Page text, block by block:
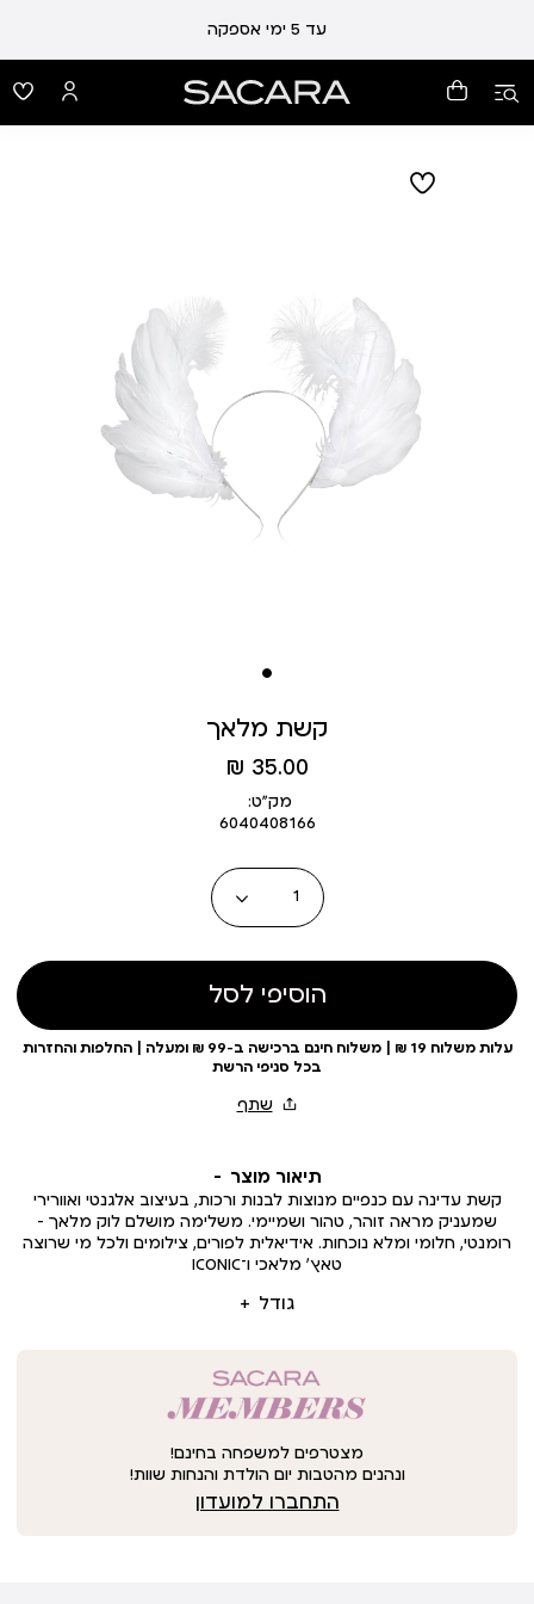
עד 5 ימי אספקה
קשת מלאך
מחיר
מוצר
35.00 ₪
מק״ט:
6040408166
כמות
הוסיפי לסל
עלות משלוח 19 ₪ | משלוח חינם ברכישה ב-99 ₪ ומעלה | החלפות והחזרות
בכל סניפי הרשת
תיאור מוצר
גודל
קשת עדינה עם כנפיים מנוצות לבנות ורכות, בעיצוב אלגנטי ואוורירי
שמעניק מראה זוהר, טהור ושמיימי. משלימה מושלם לוק מלאך –
רומנטי, חלומי ומלא נוכחות. אידיאלית לפורים, צילומים ולכל מי שרוצה
טאץ’ מלאכי ו־ICONIC
מצטרפים למשפחה בחינם!
ונהנים מהטבות יום הולדת והנחות שוות!
התחברו למועדון